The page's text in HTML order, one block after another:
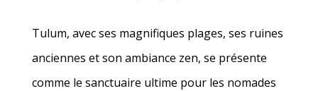
Tulum, avec ses magnifiques plages, ses ruines
anciennes et son ambiance zen, se présente
comme le sanctuaire ultime pour les nomades